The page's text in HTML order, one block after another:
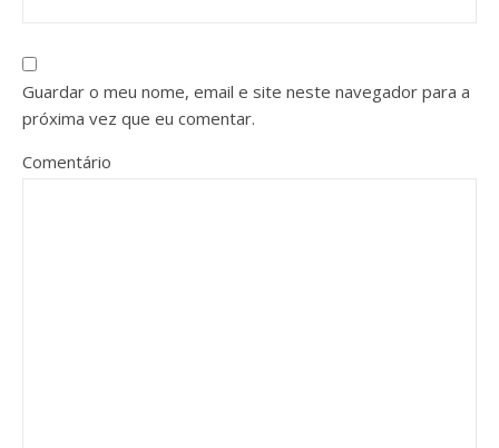
Guardar o meu nome, email e site neste navegador para a
próxima vez que eu comentar.
Comentário